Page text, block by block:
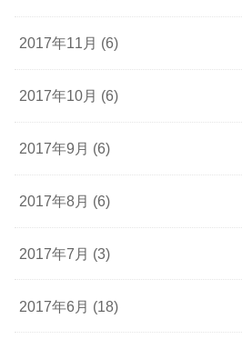
2017年11月 (6)
2017年10月 (6)
2017年9月 (6)
2017年8月 (6)
2017年7月 (3)
2017年6月 (18)